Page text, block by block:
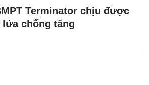
Terminator chịu được
chống tăng